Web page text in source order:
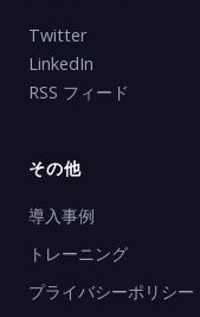
Twitter
LinkedIn
RSS フィード
その他
導入事例
トレーニング
プライバシーポリシー